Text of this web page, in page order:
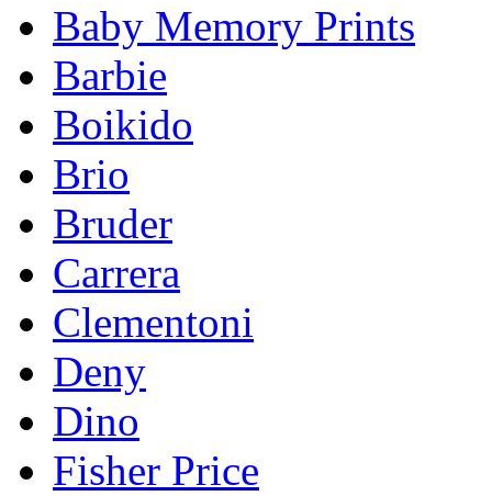
Baby Memory Prints
Barbie
Boikido
Brio
Bruder
Carrera
Clementoni
Deny
Dino
Fisher Price